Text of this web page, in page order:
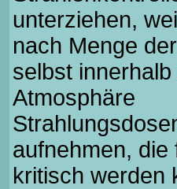
unterziehen,
nach Menge
selbst
Atmosphäre
aufnehmen, die
kritisch werden